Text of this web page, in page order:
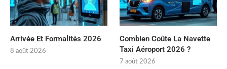
Arrivée Et Formalités 2026
8 août 2026
Combien Coûte La Navette
Taxi Aéroport 2026 ?
7 août 2026